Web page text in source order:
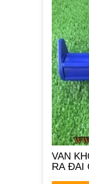
VAN
RA ĐAI